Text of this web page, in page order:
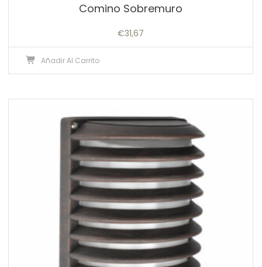
Comino Sobremuro
€31,67
Añadir Al Carrito